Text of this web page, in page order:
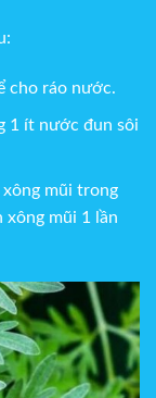
cho ráo nước.
1 ít nước đun sôi
mũi trong
xông mũi 1 lần